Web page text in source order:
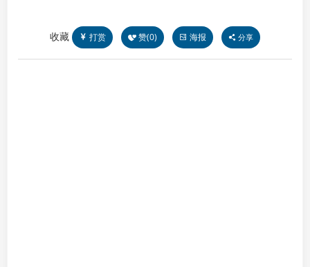
收藏 打赏 赞(0) 海报 分享